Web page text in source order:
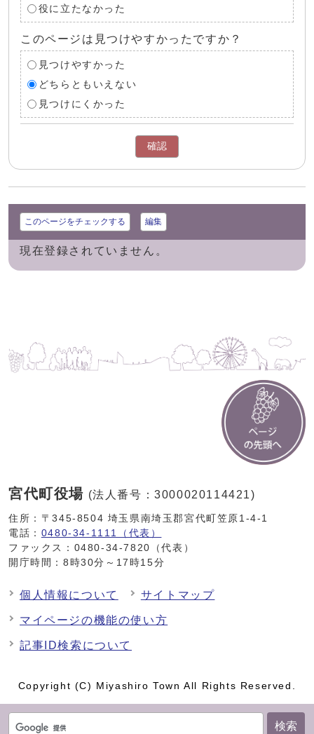
検索
役に立たなかった
このページは見つけやすかったですか？
見つけやすかった
どちらともいえない
見つけにくかった
確認
このページをチェックする 編集
現在登録されていません。
宮代町役場 (法人番号：3000020114421)
住所：〒345-8504 埼玉県南埼玉郡宮代町笠原1-4-1
電話： 0480-34-1111（代表）
ファックス：0480-34-7820（代表）
開庁時間：8時30分～17時15分
個人情報について サイトマップ
マイページの機能の使い方
記事ID検索について
Copyright (C) Miyashiro Town All Rights Reserved.